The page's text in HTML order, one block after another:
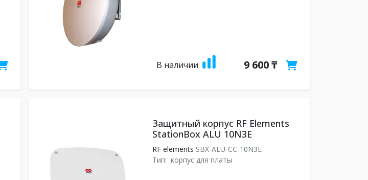
В наличии 9 600 ₸
Защитный корпус RF Elements
StationBox ALU 10N3E
RF elements SBX-ALU-CC-10N3E
Тип: корпус для платы